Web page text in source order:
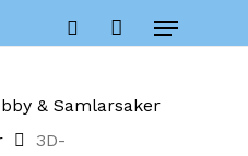
Menu
Close
& Samlarsaker
3D-